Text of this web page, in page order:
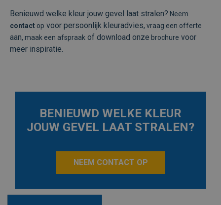
Benieuwd welke kleur jouw gevel laat stralen? Neem
contact op voor persoonlijk kleuradvies, vraag een offerte
aan, maak een afspraak of download onze brochure voor
meer inspiratie.
BENIEUWD WELKE KLEUR
JOUW GEVEL LAAT STRALEN?
NEEM CONTACT OP